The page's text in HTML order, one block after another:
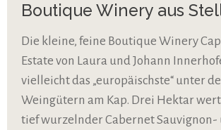
Boutique Winery aus
Die kleine, feine Boutique Winery
Estate von Laura und Johann
vielleicht das „europäischste“ unter
Weingütern am Kap. Drei Hektar
tief wurzelnder Cabernet Sauvignon-